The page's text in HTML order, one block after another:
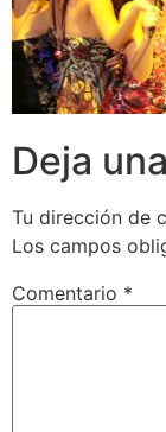
Deja
Tu dirección de
Los campos
Comentario *